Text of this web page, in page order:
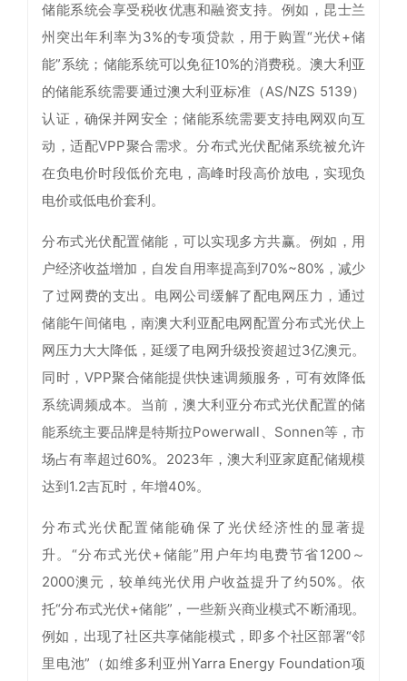
储能系统会享受税收优惠和融资支持。例如，昆士兰
州突出年利率为3%的专项贷款，用于购置“光伏+储
能”系统；储能系统可以免征10%的消费税。澳大利亚
的储能系统需要通过澳大利亚标准（AS/NZS 5139）
认证，确保并网安全；储能系统需要支持电网双向互
动，适配VPP聚合需求。分布式光伏配储系统被允许
在负电价时段低价充电，高峰时段高价放电，实现负
电价或低电价套利。
分布式光伏配置储能，可以实现多方共赢。例如，用
户经济收益增加，自发自用率提高到70%~80%，减少
了过网费的支出。电网公司缓解了配电网压力，通过
储能午间储电，南澳大利亚配电网配置分布式光伏上
网压力大大降低，延缓了电网升级投资超过3亿澳元。
同时，VPP聚合储能提供快速调频服务，可有效降低
系统调频成本。当前，澳大利亚分布式光伏配置的储
能系统主要品牌是特斯拉Powerwall、Sonnen等，市
场占有率超过60%。2023年，澳大利亚家庭配储规模
达到1.2吉瓦时，年增40%。
分布式光伏配置储能确保了光伏经济性的显著提
升。“分布式光伏+储能”用户年均电费节省1200～
2000澳元，较单纯光伏用户收益提升了约50%。依
托“分布式光伏+储能”，一些新兴商业模式不断涌现。
例如，出现了社区共享储能模式，即多个社区部署“邻
里电池”（如维多利亚州Yarra Energy Foundation项